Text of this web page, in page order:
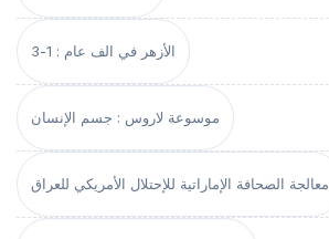
الأزهر في الف عام : 1-3
موسوعة لاروس : جسم الإنسان
معالجة الصحافة الإماراتية للإحتلال الأمريكي للعراق